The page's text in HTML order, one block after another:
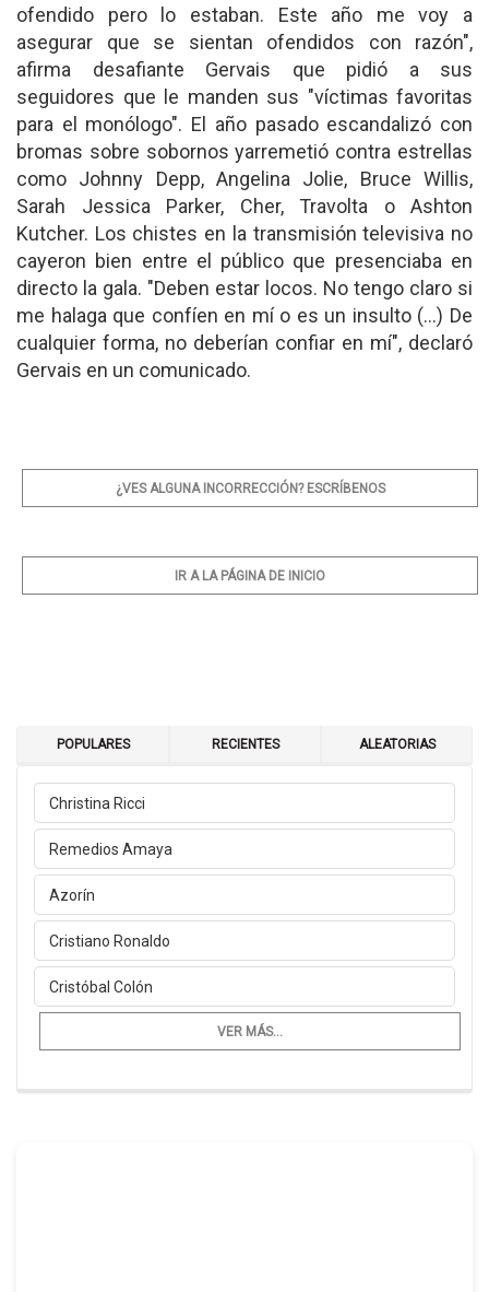
ofendido pero lo estaban. Este año me voy a
asegurar que se sientan ofendidos con razón",
afirma desafiante Gervais que pidió a sus
seguidores que le manden sus "víctimas favoritas
para el monólogo". El año pasado escandalizó con
bromas sobre sobornos yarremetió contra estrellas
como Johnny Depp, Angelina Jolie, Bruce Willis,
Sarah Jessica Parker, Cher, Travolta o Ashton
Kutcher. Los chistes en la transmisión televisiva no
cayeron bien entre el público que presenciaba en
directo la gala. "Deben estar locos. No tengo claro si
me halaga que confíen en mí o es un insulto (...) De
cualquier forma, no deberían confiar en mí", declaró
Gervais en un comunicado.
¿VES ALGUNA INCORRECCIÓN? ESCRÍBENOS
IR A LA PÁGINA DE INICIO
POPULARES RECIENTES ALEATORIAS
Christina Ricci
Remedios Amaya
Azorín
Cristiano Ronaldo
Cristóbal Colón
VER MÁS...